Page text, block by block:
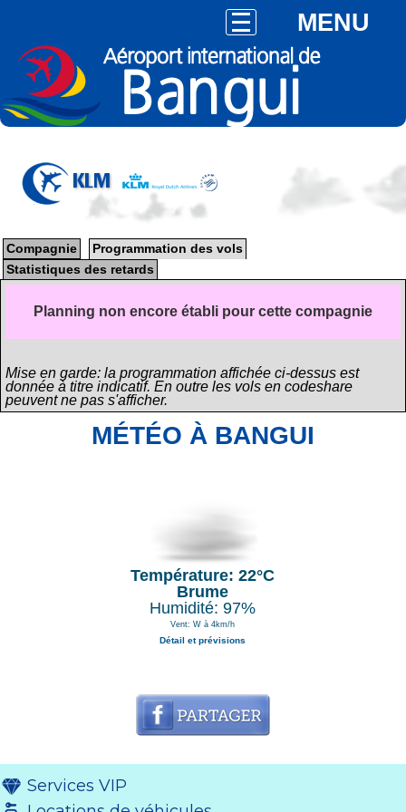
MENU
KLM
Compagnie
Programmation des vols
Statistiques des retards
Planning non encore établi pour cette compagnie
Mise en garde: la programmation affichée ci-dessus est
donnée à titre indicatif. En outre les vols en codeshare
peuvent ne pas s'afficher.
MÉTÉO À BANGUI
Température: 22°C
Brume
Humidité: 97%
Vent: W à 4km/h
Détail et prévisions
Services VIP